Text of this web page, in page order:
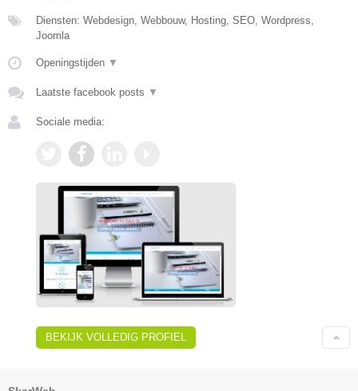
Diensten: Webdesign, Webbouw, Hosting, SEO, Wordpress,
Joomla
Openingstijden ▼
Laatste facebook posts ▼
Sociale media:
BEKIJK VOLLEDIG PROFIEL